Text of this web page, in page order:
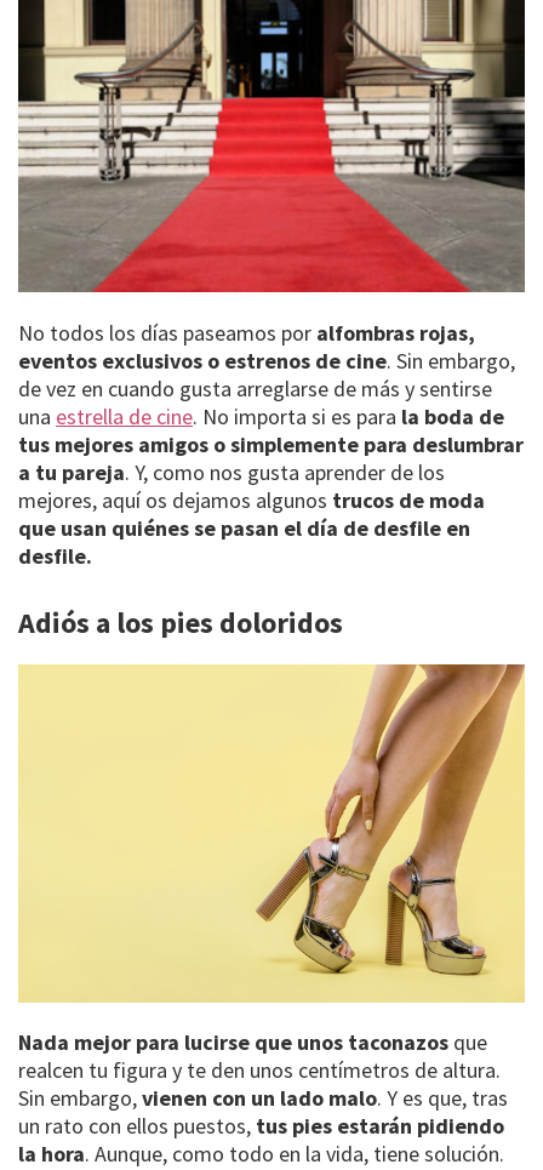
No todos los días paseamos por alfombras rojas,
eventos exclusivos o estrenos de cine. Sin embargo,
de vez en cuando gusta arreglarse de más y sentirse
una estrella de cine. No importa si es para la boda de
tus mejores amigos o simplemente para deslumbrar
a tu pareja. Y, como nos gusta aprender de los
mejores, aquí os dejamos algunos trucos de moda
que usan quiénes se pasan el día de desfile en
desfile.
Adiós a los pies doloridos
Nada mejor para lucirse que unos taconazos que
realcen tu figura y te den unos centímetros de altura.
Sin embargo,vienen con un lado malo. Y es que, tras
un rato con ellos puestos, tus pies estarán pidiendo
la hora. Aunque, como todo en la vida, tiene solución.